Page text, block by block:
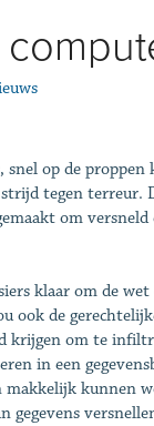
op de
tegen terreur.
om
klaar om de
ook de
krijgen om te
in een
kunnen